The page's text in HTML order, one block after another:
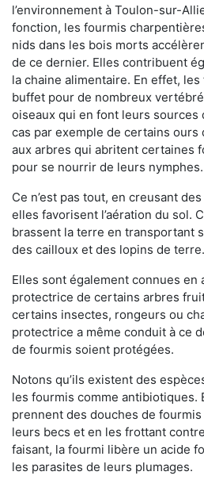
l’environnement à Toulon-sur-
fonction, les fourmis
nids dans les bois morts
de ce dernier. Elles contribuent
la chaine alimentaire. En effet,
buffet pour de nombreux
oiseaux qui en font leurs sources
cas par exemple de certains ours
aux arbres qui abritent certaines
pour se nourrir de leurs nymphes.
Ce n’est pas tout, en creusant
elles favorisent l’aération du sol.
brassent la terre en transportant
des cailloux et des lopins de terre.
Elles sont également connues en
protectrice de certains arbres
certains insectes, rongeurs ou
protectrice a même conduit à ce
de fourmis soient protégées.
Notons qu’ils existent des
les fourmis comme antibiotiques.
prennent des douches de
leurs becs et en les frottant
faisant, la fourmi libère un acide
les parasites de leurs plumages.